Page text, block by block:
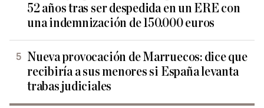
52 años tras ser despedida en un ERE con
una indemnización de 150.000 euros
Nueva provocación de Marruecos: dice que
recibiría a sus menores si España levanta
trabas judiciales